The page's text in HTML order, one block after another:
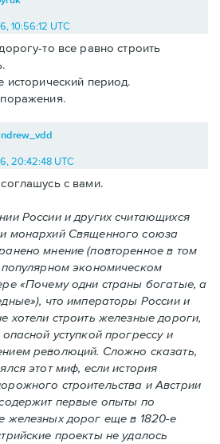
10:56:12 UTC
то все равно строить
исторический период.
20:42:48 UTC
с вами.
России и других считающихся
монархий Священного союза
мнение (повторенное в том
популярном экономическом
«Почему одни страны богатые, а
что императоры России и
хотели строить железные дороги,
опасной уступкой прогрессу и
революций. Сложно сказать,
этот миф, если история
строительства и Австрии
первые опыты по
железных дорог еще в 1820-е
проекты не удалось